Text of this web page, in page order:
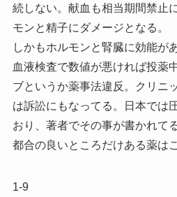
続しない。献血も相当期間禁止
モンと精子にダメージとなる。
しかもホルモンと腎臓に効能が
血液検査で数値が悪ければ投薬
ブというか薬事法違反。クリニ
は訴訟にもなってる。日本では
おり、著者でその事が書かれてる
都合の良いところだけある薬は
1-9